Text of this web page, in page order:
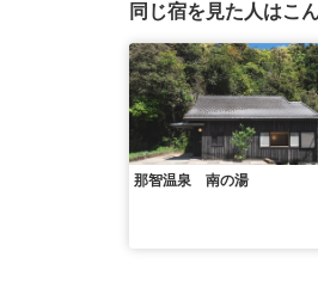
同じ宿を見た人はこ
那智温泉 南の湯